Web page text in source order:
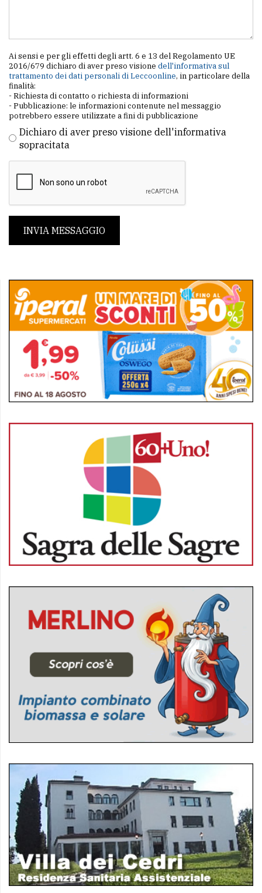
Ai sensi e per gli effetti degli artt. 6 e 13 del Regolamento UE
2016/679 dichiaro di aver preso visione dell'informativa sul
trattamento dei dati personali di Leccoonline, in particolare della
finalità:
- Richiesta di contatto o richiesta di informazioni
- Pubblicazione: le informazioni contenute nel messaggio
potrebbero essere utilizzate a fini di pubblicazione
Dichiaro di aver preso visione dell'informativa
sopracitata
INVIA MESSAGGIO